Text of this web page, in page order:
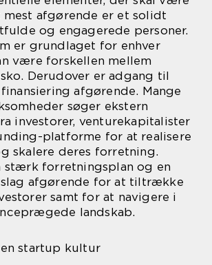
mest afgørende er et solidt
og engagerede personer.
er grundlaget for enhver
være forskellen mellem
Derudover er adgang til
afgørende. Mange
søger ekstern
investorer, venturekapitalister
platforme for at realisere
skalere deres forretning.
stærk forretningsplan og en
afgørende for at tiltrække
samt for at navigere i
landskab.
en startup kultur